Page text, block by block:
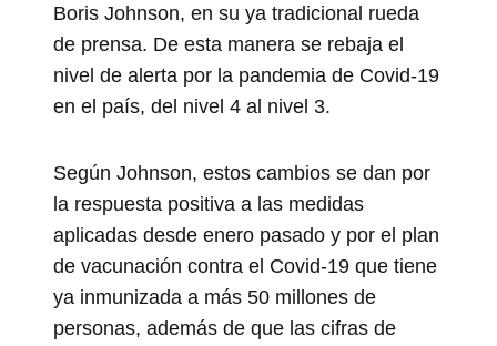
Boris Johnson, en su ya tradicional rueda
de prensa. De esta manera se rebaja el
nivel de alerta por la pandemia de Covid-19
en el país, del nivel 4 al nivel 3.
Según Johnson, estos cambios se dan por
la respuesta positiva a las medidas
aplicadas desde enero pasado y por el plan
de vacunación contra el Covid-19 que tiene
ya inmunizada a más 50 millones de
personas, además de que las cifras de